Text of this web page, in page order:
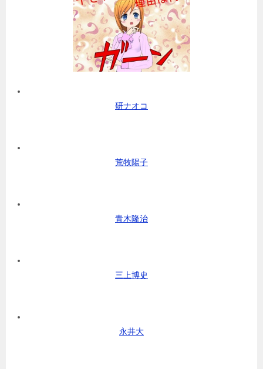
研ナオコ
荒牧陽子
青木隆治
三上博史
永井大